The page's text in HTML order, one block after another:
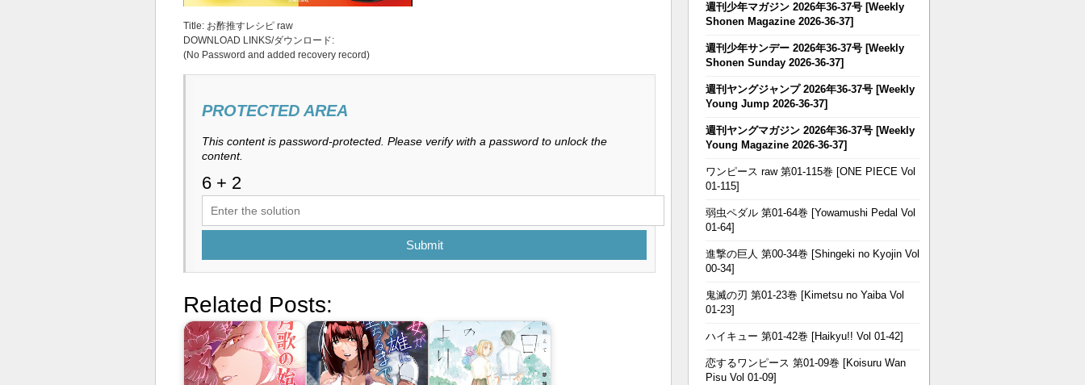
Title: お酢推すレシピ raw
DOWNLOAD LINKS/ダウンロード:
(No Password and added recovery record)
PROTECTED AREA
This content is password-protected. Please verify with a password to unlock the
content.
Submit
Related Posts:
週刊少年マガジン 2026年36-37号 [Weekly
Shonen Magazine 2026-36-37]
週刊少年サンデー 2026年36-37号 [Weekly
Shonen Sunday 2026-36-37]
週刊ヤングジャンプ 2026年36-37号 [Weekly
Young Jump 2026-36-37]
週刊ヤングマガジン 2026年36-37号 [Weekly
Young Magazine 2026-36-37]
ワンピース raw 第01-115巻 [ONE PIECE Vol
01-115]
弱虫ペダル 第01-64巻 [Yowamushi Pedal Vol
01-64]
進撃の巨人 第00-34巻 [Shingeki no Kyojin Vol
00-34]
鬼滅の刃 第01-23巻 [Kimetsu no Yaiba Vol
01-23]
ハイキュー 第01-42巻 [Haikyu!! Vol 01-42]
恋するワンピース 第01-09巻 [Koisuru Wan
Pisu Vol 01-09]